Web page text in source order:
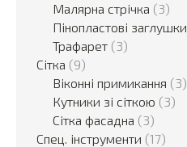
Малярна стрічка (3)
Пінопластові заглушки
Трафарет (3)
Сітка (9)
Віконні примикання (3)
Кутники зі сіткою (3)
Сітка фасадна (3)
Спец. інструменти (17)